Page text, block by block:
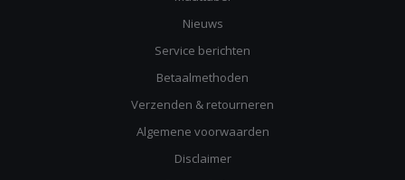
Nieuws
Service berichten
Betaalmethoden
Verzenden & retourneren
Algemene voorwaarden
Disclaimer